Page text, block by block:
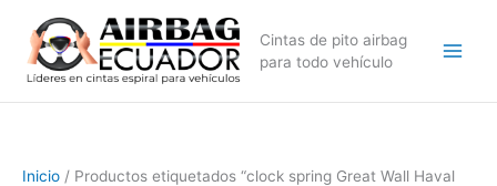
contenido
Cintas de pito airbag
para todo vehículo
Inicio / Productos etiquetados “clock spring Great Wall Haval